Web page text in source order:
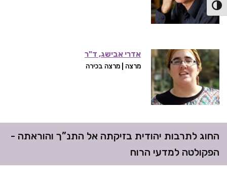
הפעל/כבה ניגודיות גבוהה
אדרי אבישג, ד"ר
מרצה | מרצה בכירה
החוג לתרבות יהודית בזיקתה אל התנ”ך והוראתה -
הפקולטה למדעי הרוח